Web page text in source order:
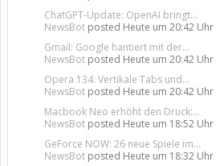
ChatGPT-Update: OpenAI bringt...
NewsBot posted Heute um 20:42 Uhr
Gmail: Google hantiert mit der...
NewsBot posted Heute um 20:42 Uhr
Opera 134: Vertikale Tabs und...
NewsBot posted Heute um 20:42 Uhr
Macbook Neo erhöht den Druck:...
NewsBot posted Heute um 18:52 Uhr
GeForce NOW: 26 neue Spiele im...
NewsBot posted Heute um 18:32 Uhr